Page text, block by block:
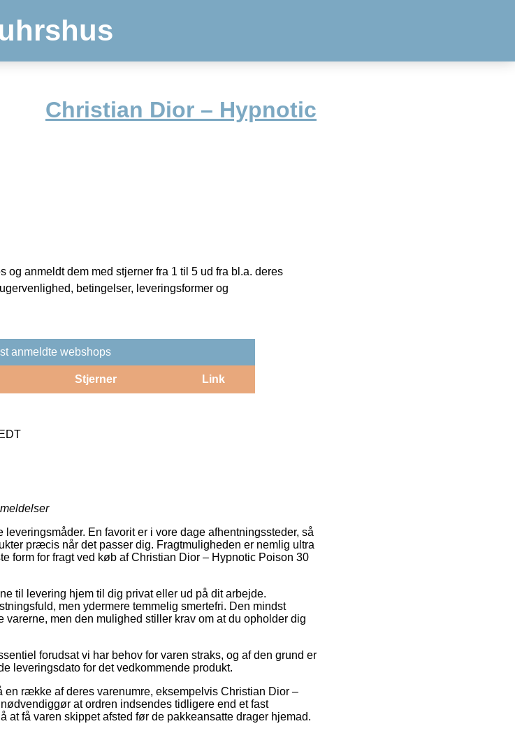
Christian Dior – Hypnotic
anmeldt dem med stjerner fra 1 til 5 ud fra bl.a. deres
betingelser, leveringsformer og
anmeldte webshops
Stjerner Link
En favorit er i vore dage afhentningssteder, så
præcis når det passer dig. Fragtmuligheden er nemlig ultra
form for fragt ved køb af Christian Dior – Hypnotic Poison 30
til levering hjem til dig privat eller ud på dit arbejde.
men ydermere temmelig smertefri. Den mindst
men den mulighed stiller krav om at du opholder dig
forudsat vi har behov for varen straks, og af den grund er
leveringsdato for det vedkommende produkt.
en række af deres varenumre, eksempelvis Christian Dior –
at ordren indsendes tidligere end et fast
at få varen skippet afsted før de pakkeansatte drager hjemad.